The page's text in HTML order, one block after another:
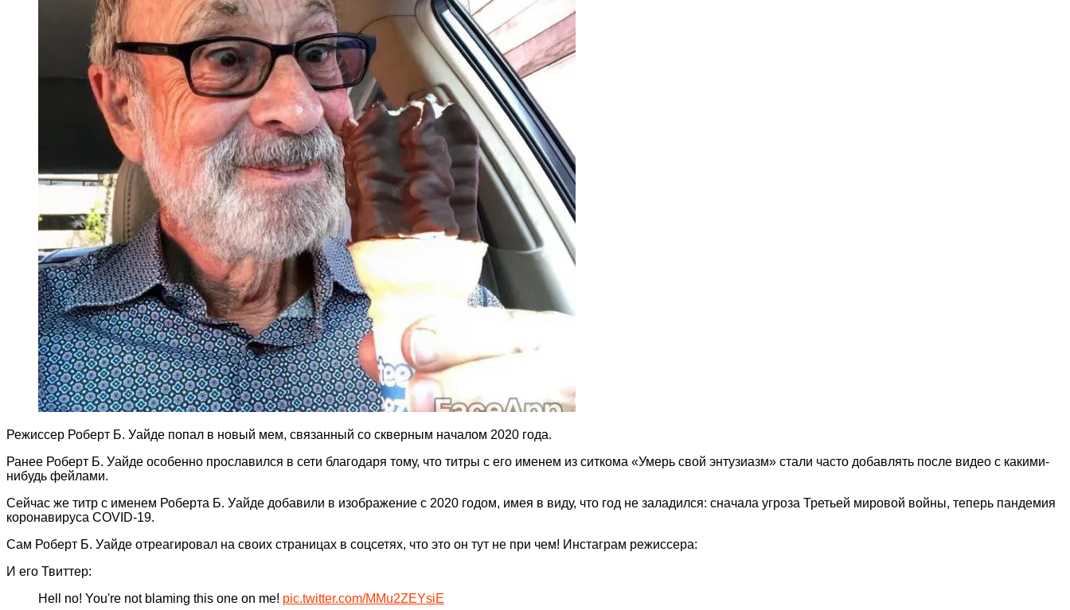
Режиссер Роберт Б. Уайде попал в новый мем, связанный со скверным началом 2020 года.
Ранее Роберт Б. Уайде особенно прославился в сети благодаря тому, что титры с его именем из ситкома «Умерь свой энтузиазм» стали часто добавлять после видео с какими-
нибудь фейлами.
Сейчас же титр с именем Роберта Б. Уайде добавили в изображение с 2020 годом, имея в виду, что год не заладился: сначала угроза Третьей мировой войны, теперь пандемия
коронавируса COVID-19.
Сам Роберт Б. Уайде отреагировал на своих страницах в соцсетях, что это он тут не при чем! Инстаграм режиссера:
И его Твиттер:
Hell no! You're not blaming this one on me! pic.twitter.com/MMu2ZEYsiE